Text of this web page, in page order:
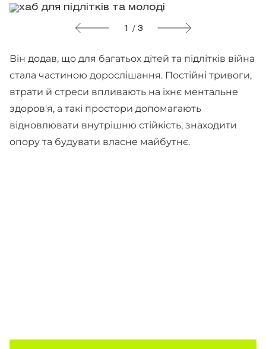
1 / 3
Він додав, що для багатьох дітей та підлітків війна
стала частиною дорослішання. Постійні тривоги,
втрати й стреси впливають на їхнє ментальне
здоров'я, а такі простори допомагають
відновлювати внутрішню стійкість, знаходити
опору та будувати власне майбутнє.